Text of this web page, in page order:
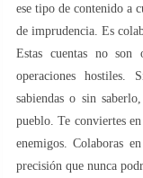
ese tipo de contenido a
de imprudencia. Es
Estas cuentas no son
operaciones
sabiendas o sin
pueblo. Te conviertes
enemigos. Colaboras
precisión que nunca